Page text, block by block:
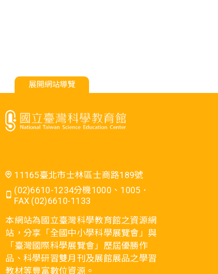
展開網站導覽
11165臺北市士林區士商路189號
(02)6610-1234分機1000、1005．
FAX (02)6610-1133
本網站為國立臺灣科學教育館之資源網
站，分享「全國中小學科學展覽會」與
「臺灣國際科學展覽會」歷屆優勝作
品、科學研習雙月刊及展館展品之學習
教材等豐富數位資源。